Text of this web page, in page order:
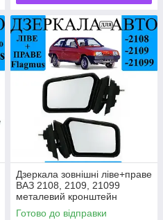
Дзеркала зовнішні ліве+праве
ВАЗ 2108, 2109, 21099
металевий кронштейн
Готово до відправки